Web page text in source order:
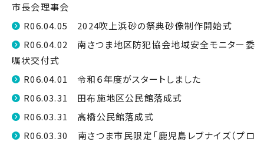
市長会理事会
R06.04.05 2024吹上浜砂の祭典砂像制作開始式
R06.04.02 南さつま地区防犯協会地域安全モニター委
嘱状交付式
R06.04.01 令和６年度がスタートしました
R06.03.31 田布施地区公民館落成式
R06.03.31 高橋公民館落成式
R06.03.30 南さつま市民限定「鹿児島レブナイズ（プロ